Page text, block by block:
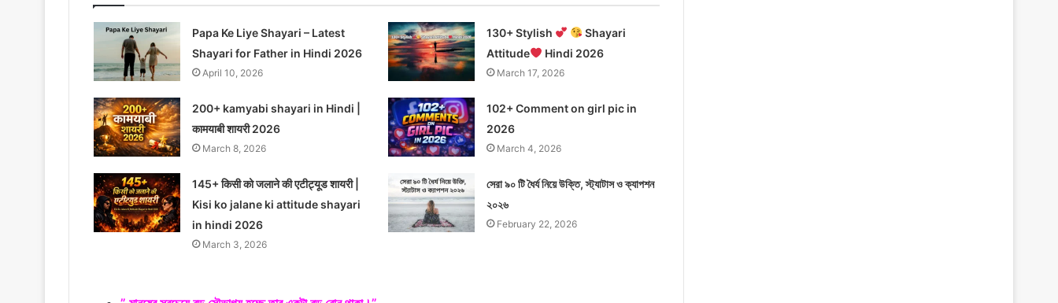
Papa Ke Liye Shayari – Latest
Shayari for Father in Hindi 2026
April 10, 2026
130+ Stylish
Shayari
Attitude
Hindi 2026
March 17, 2026
200+ kamyabi shayari in Hindi |
कामयाबी शायरी 2026
March 8, 2026
102+ Comment on girl pic in
2026
March 4, 2026
145+ किसी को जलाने की एटीट्यूड शायरी |
Kisi ko jalane ki attitude shayari
in hindi 2026
March 3, 2026
সেরা ৯০ টি ধৈর্য নিয়ে উক্তি, স্ট্যাটাস ও ক্যাপশন
২০২৬
February 22, 2026